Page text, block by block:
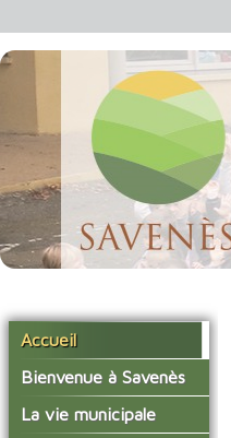
Accueil
Bienvenue à Savenès
Situer Savenès
La vie municipale